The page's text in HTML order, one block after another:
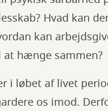
Hvad kan
kan
hænge sammen?
i løbet af livet
os imod.